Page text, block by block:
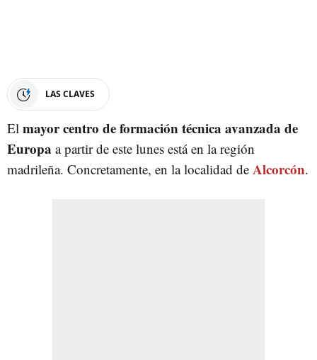
LAS CLAVES
El mayor centro de formación técnica avanzada de
Europa a partir de este lunes está en la región
madrileña. Concretamente, en la localidad de Alcorcón.